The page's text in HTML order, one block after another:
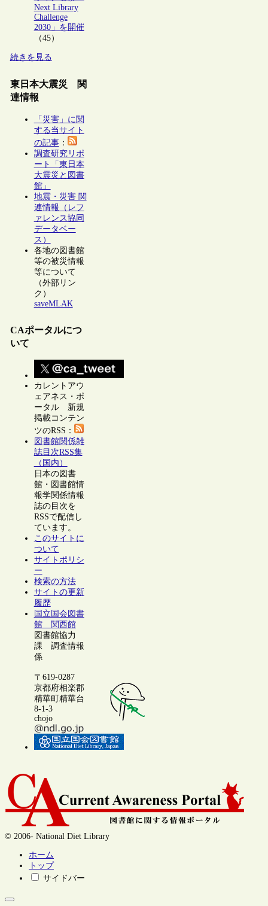
Next Library
Challenge
2030」を開催
（45）
続きを見る
東日本大震災 関
連情報
「災害」に関
する当サイト
の記事：
調査研究リポ
ート「東日本
大震災と図書
館」
地震・災害 関
連情報（レフ
ァレンス協同
データベー
ス）
各地の図書館
等の被災情報
等について
（外部リン
ク）
saveMLAK
CAポータルにつ
いて
カレントアウ
ェアネス・ポ
ータル 新規
掲載コンテン
ツのRSS：
図書館関係雑
誌目次RSS集
（国内）
日本の図書
館・図書館情
報学関係情報
誌の目次を
RSSで配信し
ています。
このサイトに
ついて
サイトポリシ
ー
検索の方法
サイトの更新
履歴
国立国会図書
館 関西館
図書館協力
課 調査情報
係
〒619-0287
京都府相楽郡
精華町精華台
8-1-3
chojo
© 2006- National Diet Library
ホーム
トップ
サイドバー